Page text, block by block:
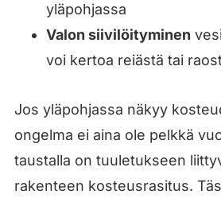
yläpohjassa
Valon siivilöityminen
voi kertoa reiästä tai
Jos yläpohjassa näkyy
ongelma ei aina ole pelkkä
taustalla on tuuletukseen
rakenteen kosteusrasitus.